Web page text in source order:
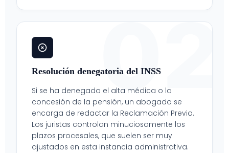
02
Resolución denegatoria del INSS
Si se ha denegado el alta médica o la
concesión de la pensión, un abogado se
encarga de redactar la Reclamación Previa.
Los juristas controlan minuciosamente los
plazos procesales, que suelen ser muy
ajustados en esta instancia administrativa.